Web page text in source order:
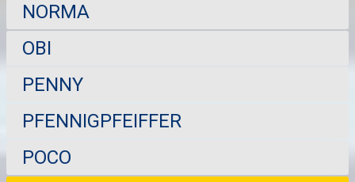
NORMA
OBI
PENNY
PFENNIGPFEIFFER
POCO